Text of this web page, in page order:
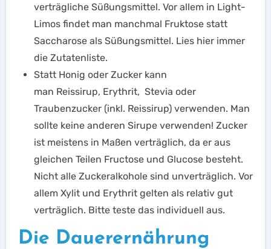
verträgliche Süßungsmittel. Vor allem in Light-
Limos findet man manchmal Fruktose statt
Saccharose als Süßungsmittel. Lies hier immer
die Zutatenliste.
Statt Honig oder Zucker kann
man Reissirup, Erythrit, Stevia oder
Traubenzucker (inkl. Reissirup) verwenden. Man
sollte keine anderen Sirupe verwenden! Zucker
ist meistens in Maßen verträglich, da er aus
gleichen Teilen Fructose und Glucose besteht.
Nicht alle Zuckeralkohole sind unverträglich. Vor
allem Xylit und Erythrit gelten als relativ gut
verträglich. Bitte teste das individuell aus.
Die Dauerernährung